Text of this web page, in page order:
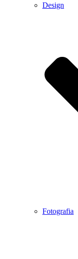
Design
Fotografia